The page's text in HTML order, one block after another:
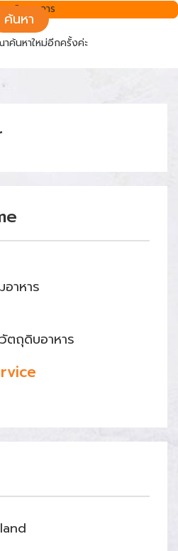
ค้นหา
ค้นหาใหม่อีกครั้งค่ะ
0 รายการ
าหาร
ตถุดิบอาหาร